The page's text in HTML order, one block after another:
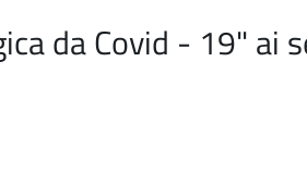
da Covid - 19" ai